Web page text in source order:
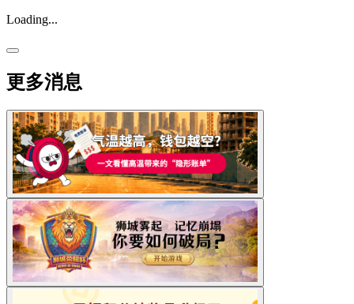
Loading...
更多消息